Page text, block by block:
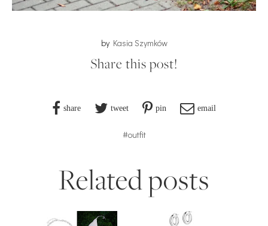
by Kasia Szymków
Share this post!
share tweet pin email
#outfit
Related posts